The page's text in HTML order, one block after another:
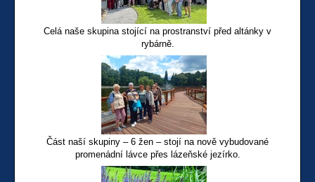
Celá naše skupina stojící na prostranství před altánky v
rybárně.
Část naší skupiny – 6 žen – stojí na nově vybudované
promenádní lávce přes lázeňské jezírko.